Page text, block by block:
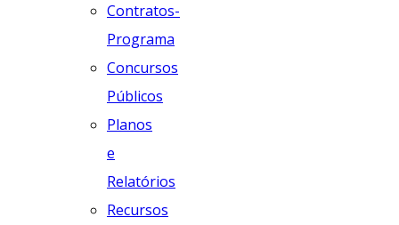
Contratos-
Programa
Concursos
Públicos
Planos
e
Relatórios
Recursos